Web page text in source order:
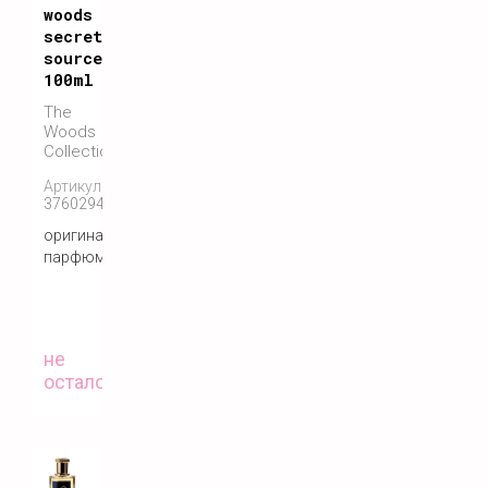
woods
secret
source
100ml
The
Woods
Collection
Артикул:
3760294350591
оригинальный
парфюм
не
осталось